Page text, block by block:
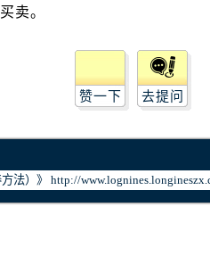
区会战大街浪琴售后服务中心（
央街浪琴售后服务中心（需提
军路浪琴售后服务中心（需提
太平路浪琴售后服务中心（需
区龙华路浪琴售后服务中心（
赞一下 去提问